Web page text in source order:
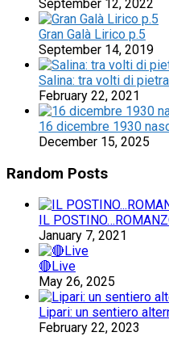
September 12, 2022
Gran Galà Lirico p.5
September 14, 2019
Salina: tra volti di
February 22, 2021
16 dicembre 1930
December 15, 2025
Random Posts
IL
January 7, 2021
🔴Live
May 26, 2025
Lipari: un sentiero
February 22, 2023